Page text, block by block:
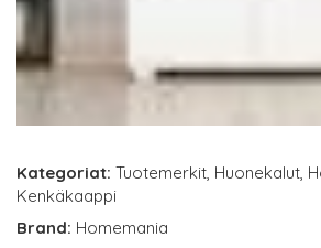
Kategoriat: Tuotemerkit, Huonekalut,
Kenkäkaappi
Brand: Homemania